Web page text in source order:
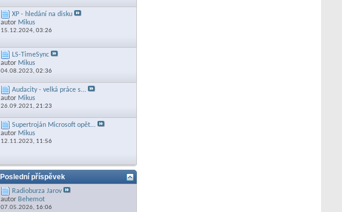
XP - hledání na disku
autor Mikus
15.12.2024,03:26
LS-TimeSync
autor Mikus
04.08.2023,02:36
Audacity - velká práce s...
autor Mikus
26.09.2021,21:23
Supertroján Microsoft opět...
autor Mikus
12.11.2023, 11:56
Poslední příspěvek
Radioburza Jarov
autor Behemot
07.05.2026, 16:06